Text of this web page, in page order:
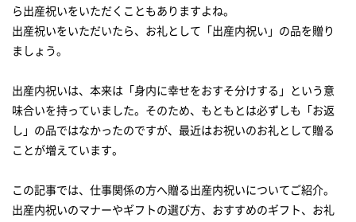
出産内祝いを選ぶときのポイント
家族みんなで食べられるものがおすすめ
悩んだらカタログギフトも
写真入りギフトは親しい方だけに
人気の出産内祝いランキング
想いが伝わる花束バスタオルセット
ら出産祝いをいただくこともありますよね。
出産祝いをいただいたら、お礼として「出産内祝い」の品を贈り
ましょう。
出産内祝いは、本来は「身内に幸せをおすそ分けする」という意
味合いを持っていました。そのため、もともとは必ずしも「お返
し」の品ではなかったのですが、最近はお祝いのお礼として贈る
ことが増えています。
この記事では、仕事関係の方へ贈る出産内祝いについてご紹介。
出産内祝いのマナーやギフトの選び方、おすすめのギフト、お礼